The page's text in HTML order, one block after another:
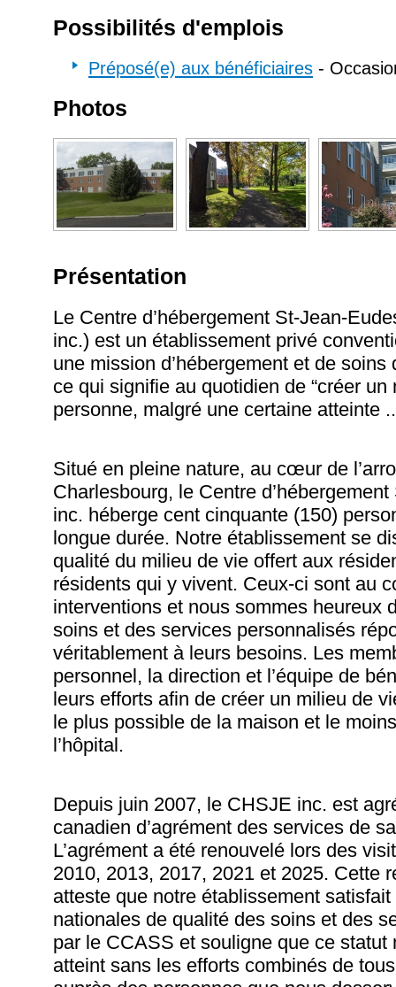
Possibilités d'emplois
Préposé(e) aux bénéficiaires -
Photos
Présentation
Le Centre d’hébergement St-Jean-
inc.) est un établissement privé
une mission d’hébergement et de soins
ce qui signifie au quotidien de “créer
personne, malgré une certaine atteinte
Situé en pleine nature, au cœur de
Charlesbourg, le Centre
inc. héberge cent cinquante (150)
longue durée. Notre établissement se
qualité du milieu de vie offert aux
résidents qui y vivent. Ceux-ci sont au
interventions et nous sommes heureux
soins et des services personnalisés
véritablement à leurs besoins. Les
personnel, la direction et l’équipe de
leurs efforts afin de créer un milieu de
le plus possible de la maison et le
l’hôpital.
Depuis juin 2007, le CHSJE inc. est
canadien d’agrément des services de
L’agrément a été renouvelé lors des
2010, 2013, 2017, 2021 et 2025. Cette
atteste que notre établissement
nationales de qualité des soins et des
par le CCASS et souligne que ce statut
atteint sans les efforts combinés de